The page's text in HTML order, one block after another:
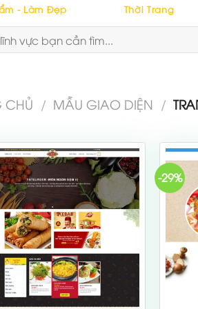
- Làm Đẹp Thời Trang
CHỦ / MẪU GIAO DIỆN /
-29%